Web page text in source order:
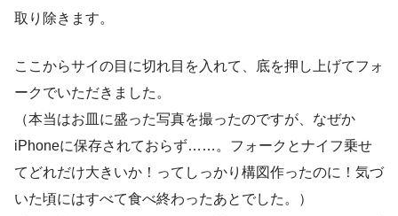
取り除きます。
ここからサイの目に切れ目を入れて、底を押し上げてフォ
ークでいただきました。
（本当はお皿に盛った写真を撮ったのですが、なぜか
iPhoneに保存されておらず……。フォークとナイフ乗せ
てどれだけ大きいか！ってしっかり構図作ったのに！気づ
いた頃にはすべて食べ終わったあとでした。）